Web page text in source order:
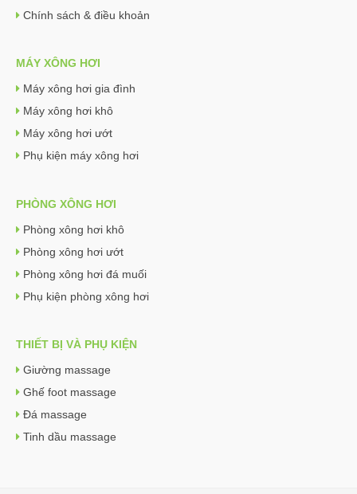
Chính sách & điều khoản
MÁY XÔNG HƠI
Máy xông hơi gia đình
Máy xông hơi khô
Máy xông hơi ướt
Phụ kiện máy xông hơi
PHÒNG XÔNG HƠI
Phòng xông hơi khô
Phòng xông hơi ướt
Phòng xông hơi đá muối
Phụ kiện phòng xông hơi
THIẾT BỊ VÀ PHỤ KIỆN
Giường massage
Ghế foot massage
Đá massage
Tinh dầu massage